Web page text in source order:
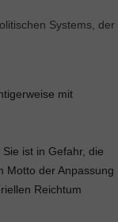
Systems, der
mit
ist in Gefahr, die
Motto der Anpassung
Reichtum